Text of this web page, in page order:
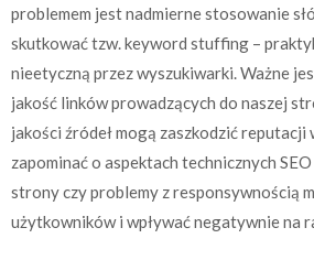
problemem jest nadmierne stosowanie
skutkować tzw. keyword stuffing –
nieetyczną przez wyszukiwarki. Ważne
jakość linków prowadzących do naszej
jakości źródeł mogą zaszkodzić reputacji
zapominać o aspektach technicznych
strony czy problemy z responsywnością
użytkowników i wpływać negatywnie na